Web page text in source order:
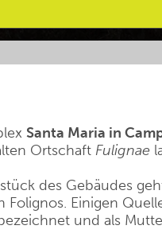
Santa Maria in
Ortschaft Fulignae
des Gebäudes
Folignos. Einigen
und als